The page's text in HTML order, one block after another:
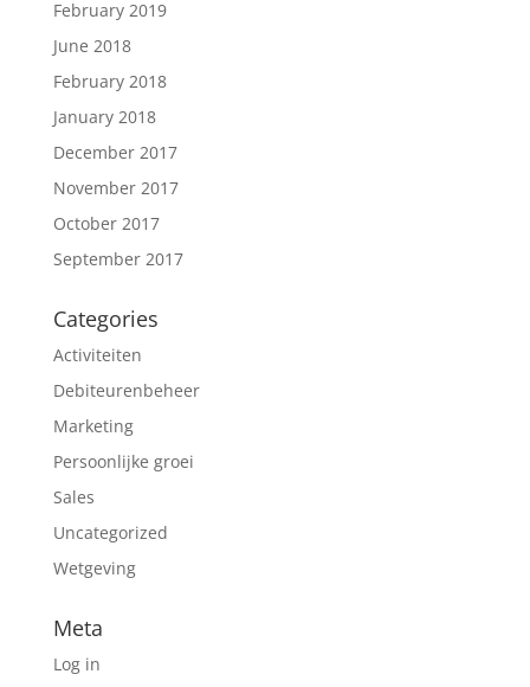
February 2019
June 2018
February 2018
January 2018
December 2017
November 2017
October 2017
September 2017
Categories
Activiteiten
Debiteurenbeheer
Marketing
Persoonlijke groei
Sales
Uncategorized
Wetgeving
Meta
Log in